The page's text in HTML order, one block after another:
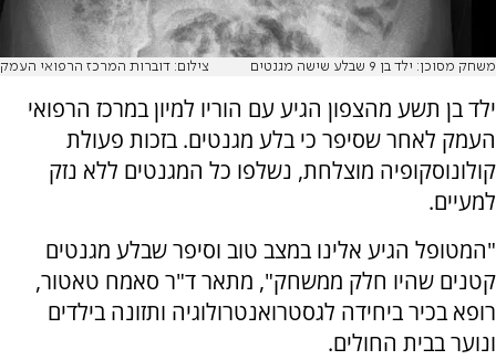
משחק מסוכן: ילד בן 9 שבלע שישה מגנטים צילום: דוברות המרכז הרפואי העמק
ילד בן תשע מהצפון הגיע עם הוריו למיון במרכז הרפואי
העמק לאחר שסיפר כי בלע מגנטים. בזכות פעולת
קולונוסקופיה מוצלחת, נשלפו כל המגנטים ללא נזק
למעיים.
"המטופל הגיע אלינו במצב טוב וסיפר שבלע מגנטים
קטנים שהיו חלק ממשחק", מתאר ד"ר סאמח טאטור,
רופא בכיר ביחידה לגסטרואנטרולוגיה ותזונה בילדים
ונוער בבית החולים.